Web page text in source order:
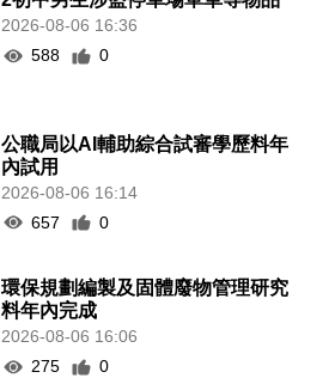
2026-08-06 16:36
588
0
公職局以AI輔助綜合試審學歷料年
內試用
2026-08-06 16:14
657
0
環保規劃編製及固體廢物管理研究
料年內完成
2026-08-06 16:06
275
0